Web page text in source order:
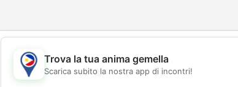
💖
Trova la tua anima gemella
Scarica subito la nostra app di incontri!